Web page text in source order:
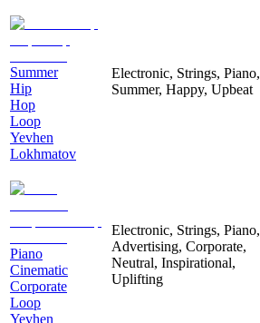
Summer
Hip
Hop
Loop
Yevhen
Lokhmatov
Electronic, Strings, Piano,
Summer, Happy, Upbeat
Piano
Cinematic
Corporate
Loop
Yevhen
Electronic, Strings, Piano,
Advertising, Corporate,
Neutral, Inspirational,
Uplifting